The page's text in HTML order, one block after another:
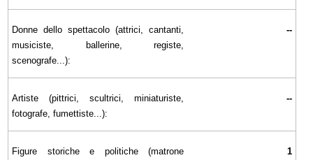
Donne dello spettacolo (attrici, cantanti,
musiciste, ballerine, registe,
scenografe...):
--
Artiste (pittrici, scultrici, miniaturiste,
fotografe, fumettiste...):
--
Figure storiche e politiche (matrone
1